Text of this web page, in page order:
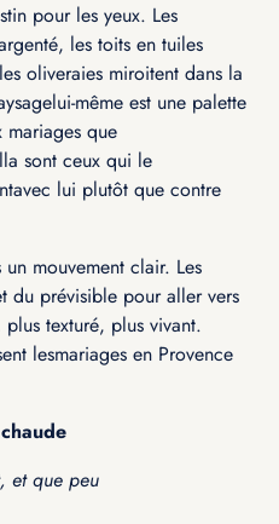
pour les yeux. Les
les toits en tuiles
oliveraies miroitent dans la
même est une palette
mariages que
sont ceux qui le
lui plutôt que contre
mouvement clair. Les
du prévisible pour aller vers
texturé, plus vivant.
lesmariages en Provence
et que peu